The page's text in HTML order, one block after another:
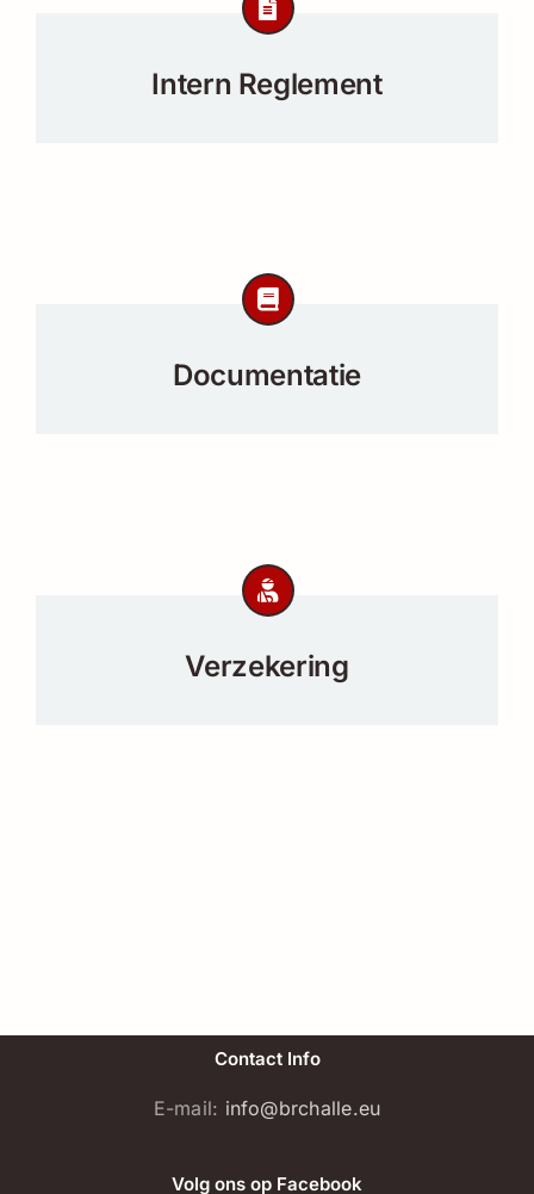
Intern Reglement
Documentatie
Verzekering
Contact Info
E-mail: info@brchalle.eu
Volg ons op Facebook